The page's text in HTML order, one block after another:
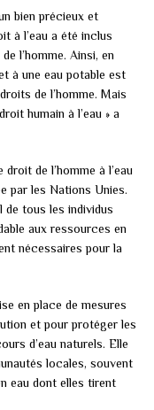
bien précieux et
à l’eau a été inclus
l’homme. Ainsi, en
à une eau potable est
de l’homme. Mais
humain à l’eau » a
de l’homme à l’eau
par les Nations Unies.
tous les individus
aux ressources en
nécessaires pour la
en place de mesures
et pour protéger les
d’eau naturels. Elle
locales, souvent
eau dont elles tirent